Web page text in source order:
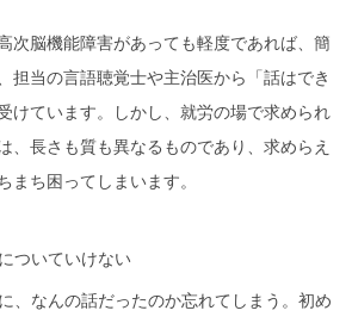
次脳機能障害があっても軽度であれば、簡
担当の言語聴覚士や主治医から「話はでき
けています。しかし、就労の場で求められ
、長さも質も異なるものであり、求めらえ
まち困ってしまいます。
ついていけない
、なんの話だったのか忘れてしまう。初め